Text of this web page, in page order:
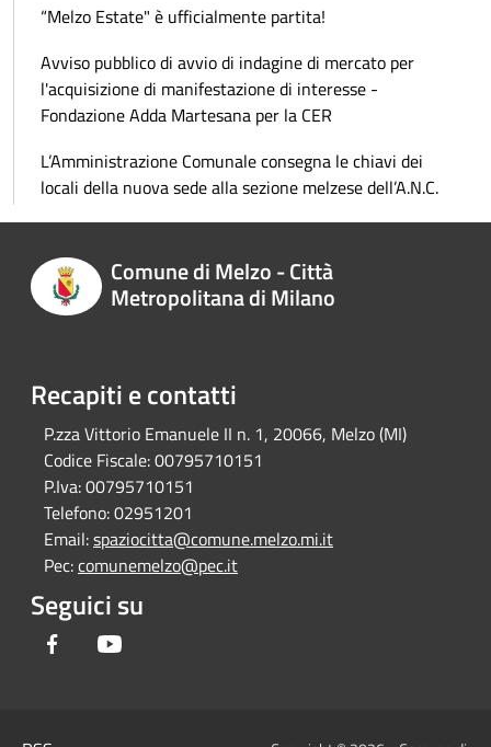
“Melzo Estate" è ufficialmente partita!
Avviso pubblico di avvio di indagine di mercato per
l'acquisizione di manifestazione di interesse -
Fondazione Adda Martesana per la CER
L’Amministrazione Comunale consegna le chiavi dei
locali della nuova sede alla sezione melzese dell’A.N.C.
Comune di Melzo - Città
Metropolitana di Milano
Recapiti e contatti
P.zza Vittorio Emanuele II n. 1, 20066, Melzo (MI)
Codice Fiscale:00795710151
P.Iva:00795710151
Telefono:02951201
Email:spaziocitta@comune.melzo.mi.it
Pec:comunemelzo@pec.it
Seguici su
Facebook